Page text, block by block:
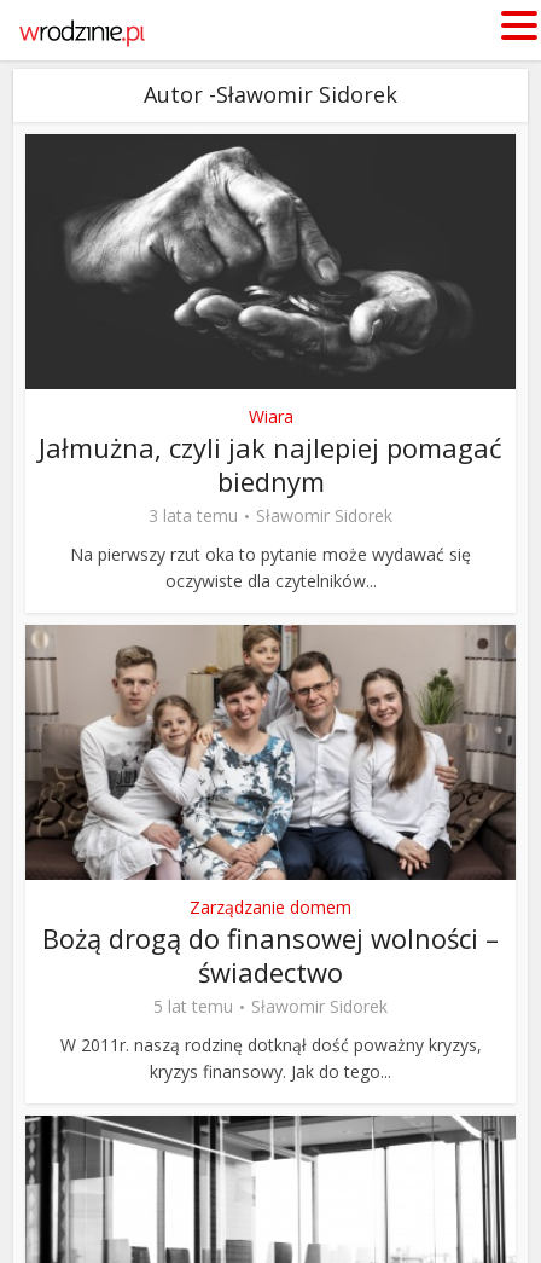
Autor -Sławomir Sidorek
Wiara
Jałmużna, czyli jak najlepiej pomagać
biednym
3 lata temu
Sławomir Sidorek
Na pierwszy rzut oka to pytanie może wydawać się
oczywiste dla czytelników...
Zarządzanie domem
Bożą drogą do finansowej wolności –
świadectwo
5 lat temu
Sławomir Sidorek
W 2011r. naszą rodzinę dotknął dość poważny kryzys,
kryzys finansowy. Jak do tego...